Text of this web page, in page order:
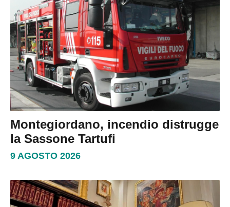
Montegiordano, incendio distrugge
la Sassone Tartufi
9 AGOSTO 2026